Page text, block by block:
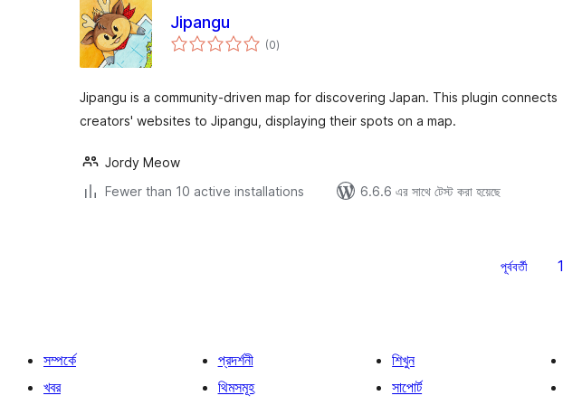
Jipangu
(0total
ratings
)
Jipangu is a community-driven map for discovering Japan. This plugin connects
creators' websites to Jipangu, displaying their spots on a map.
Jordy Meow
Fewer than 10 active installations
6.6.6 এর সাথে টেস্ট করা হয়েছে
পূর্ববর্তী 1
সম্পর্কে
খবর
প্রদর্শনী
থিমসমূহ
শিখুন
সাপোর্ট